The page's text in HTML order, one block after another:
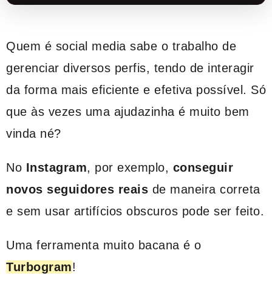
Quem é social media sabe o trabalho de
gerenciar diversos perfis, tendo de interagir
da forma mais eficiente e efetiva possível. Só
que às vezes uma ajudazinha é muito bem
vinda né?
No Instagram, por exemplo, conseguir
novos seguidores reais de maneira correta
e sem usar artifícios obscuros pode ser feito.
Uma ferramenta muito bacana é o
Turbogram!